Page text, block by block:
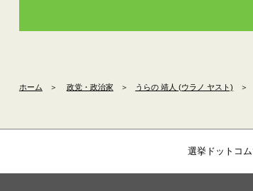
ホーム ＞ 政党・政治家 ＞ うらの 靖人 (ウラノ ヤスト) ＞
選挙ドットコ